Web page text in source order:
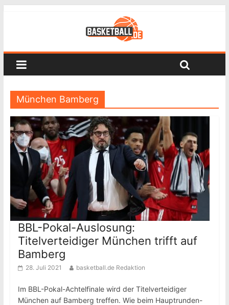
München Bamberg
BBL-Pokal-Auslosung:
Titelverteidiger München trifft auf
Bamberg
28. Juli 2021 basketball.de Redaktion
Im BBL-Pokal-Achtelfinale wird der Titelverteidiger
München auf Bamberg treffen. Wie beim Hauptrunden-